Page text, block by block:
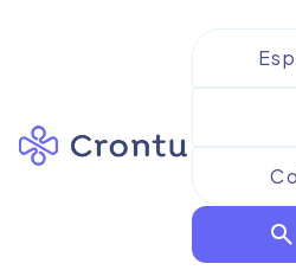
search
Resultados para
ALLMEDICINE